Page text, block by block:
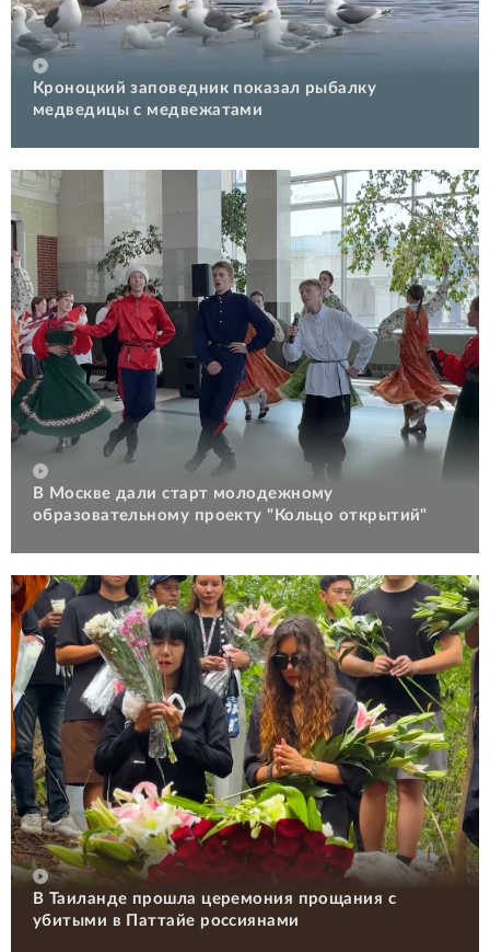
Кроноцкий заповедник показал рыбалку
медведицы с медвежатами
В Москве дали старт молодежному
образовательному проекту "Кольцо открытий"
В Таиланде прошла церемония прощания с
убитыми в Паттайе россиянами